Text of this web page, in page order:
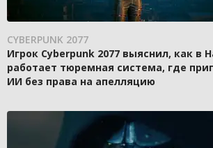
CYBERPUNK 2077
Игрок Cyberpunk 2077 выяснил, как в
работает тюремная система, где
ИИ без права на апелляцию